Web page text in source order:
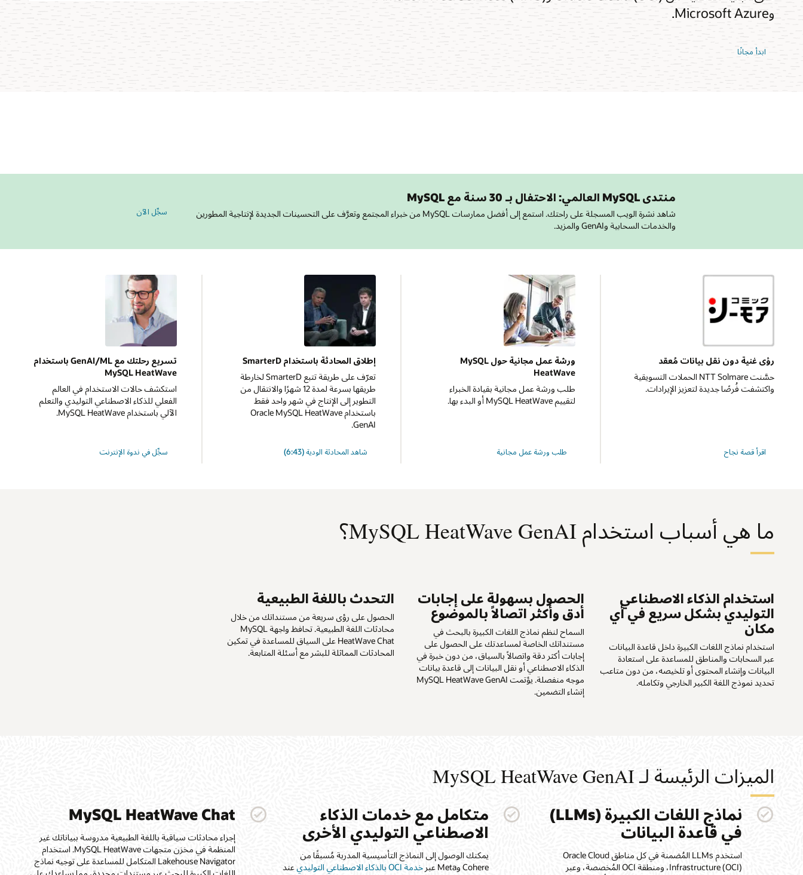
وMicrosoft Azure.
ابدأ مجانًا
منتدى MySQL العالمي: الاحتفال بـ 30 سنة مع MySQL
شاهد نشرة الويب المسجلة على راحتك. استمع إلى أفضل ممارسات MySQL من خبراء المجتمع وتعرَّف على التحسينات الجديدة لإنتاجية المطورين
والخدمات السحابية وGenAI والمزيد.
سجِّل الآن
رؤى غنية دون نقل بيانات مُعقد
حسَّنت NTT Solmare الحملات التسويقية
واكتشفت فُرصًا جديدة لتعزيز الإيرادات.
اقرأ قصة نجاح
Solmare
ورشة عمل مجانية حول MySQL
HeatWave
طلب ورشة عمل مجانية بقيادة الخبراء
لتقييم MySQL HeatWave أو البدء بها.
طلب ورشة عمل مجانية
إطلاق المحادثة باستخدام SmarterD
تعرّف على طريقة تتبع SmarterD لخارطة
طريقها بسرعة لمدة 12 شهرًا والانتقال من
التطوير إلى الإنتاج في شهر واحد فقط
باستخدام Oracle MySQL HeatWave
GenAI.
شاهد المحادثة الودية (6:43)
تسريع رحلتك مع GenAI/ML باستخدام
MySQL HeatWave
استكشف حالات الاستخدام في العالم
الفعلي للذكاء الاصطناعي التوليدي والتعلم
الآلي باستخدام MySQL HeatWave.
سجِّل في ندوة الإنترنت
رحلتك
ما هي أسباب استخدام MySQL HeatWave GenAI؟
استخدام الذكاء الاصطناعي
التوليدي بشكل سريع في أي
مكان
استخدام نماذج اللغات الكبيرة داخل قاعدة البيانات
عبر السحابات والمناطق للمساعدة على استعادة
البيانات وإنشاء المحتوى أو تلخيصه، من دون متاعب
تحديد نموذج اللغة الكبير الخارجي وتكامله.
الحصول بسهولة على إجابات
أدق وأكثر اتصالاً بالموضوع
السماح لنظم نماذج اللغات الكبيرة بالبحث في
مستنداتك الخاصة لمساعدتك على الحصول على
إجابات أكثر دقة واتصالاً بالسياق، من دون خبرة في
الذكاء الاصطناعي أو نقل البيانات إلى قاعدة بيانات
موجه منفصلة. يؤتمت MySQL HeatWave GenAI
إنشاء التضمين.
التحدث باللغة الطبيعية
الحصول على رؤى سريعة من مستنداتك من خلال
محادثات اللغة الطبيعية. تحافظ واجهة MySQL
HeatWave Chat على السياق للمساعدة في تمكين
المحادثات المماثلة للبشر مع أسئلة المتابعة.
الميزات الرئيسة لـ MySQL HeatWave GenAI
نماذج اللغات الكبيرة (LLMs)
في قاعدة البيانات
استخدم LLMs المُضمنة في كل مناطق Oracle Cloud
Infrastructure (OCI)، ومنطقة OCI المُخصصة، وعبر
متكامل مع خدمات الذكاء
الاصطناعي التوليدي الأخرى
يمكنك الوصول إلى النماذج التأسيسية المدربة مُسبقًا من
Cohere وMeta عبر
خدمة OCI بالذكاء الاصطناعي التوليدي
عند
MySQL HeatWave Chat
إجراء محادثات سياقية باللغة الطبيعية مدروسة ببياناتك غير
المنظمة في مخزن متجهات MySQL HeatWave. استخدام
Lakehouse Navigator المتكامل للمساعدة على توجيه نماذج